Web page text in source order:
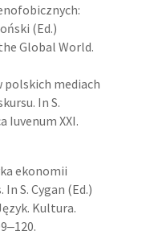
(Ed.)
Global World.
polskich mediach
In S.
Iuvenum XXI.
ekonomii
S. Cygan (Ed.)
Kultura.